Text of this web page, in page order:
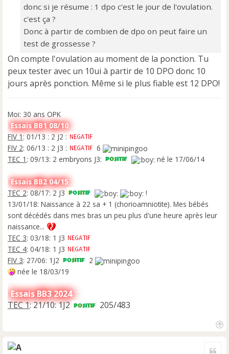
u
donc si je résume : 1 dpo c'est le jour de l'ovulation.
c'est ça ?
Donc à partir de combien de dpo on peut faire un
test de grossesse ?
On compte l'ovulation au moment de la ponction. Tu
peux tester avec un 10ui à partir de 10 DPO donc 10
jours après ponction. Même si le plus fiable est 12 DPO!
Moi: 30 ans OPK
Essais BB1 08/10
FIV 1: 01/13 : 2 J2 :
FIV 2: 06/13 : 2 J3 :
6
TEC 1 : 09/13: 2 embryons J3: né le 17/06/14
Essais BB2 04/15
TEC 2: 08/17: 2 J3
!
13/01/18: Naissance à 22 sa + 1 (chorioamniotite). Mes bébés
sont décédés dans mes bras un peu plus d'une heure après leur
naissance...
TEC 3: 03/18: 1 J3
TEC 4: 04/18: 1 J3
FIV 3: 27/06: 1J2
2
née le 18/03/19
Essais BB3 2024
TEC 1: 21/10: 1J2 205/483